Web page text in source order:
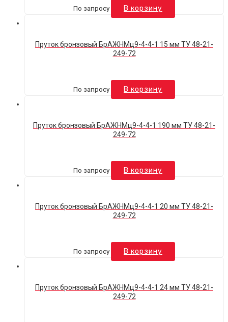
По запросу В корзину
Пруток бронзовый БрАЖНМц9-4-4-1 15 мм ТУ 48-21-
249-72
По запросу В корзину
Пруток бронзовый БрАЖНМц9-4-4-1 190 мм ТУ 48-21-
249-72
По запросу В корзину
Пруток бронзовый БрАЖНМц9-4-4-1 20 мм ТУ 48-21-
249-72
По запросу В корзину
Пруток бронзовый БрАЖНМц9-4-4-1 24 мм ТУ 48-21-
249-72